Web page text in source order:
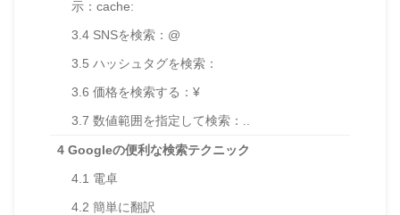
示：cache:
3.4 SNSを検索：@
3.5 ハッシュタグを検索：
3.6 価格を検索する：¥
3.7 数値範囲を指定して検索：..
4 Googleの便利な検索テクニック
4.1 電卓
4.2 簡単に翻訳